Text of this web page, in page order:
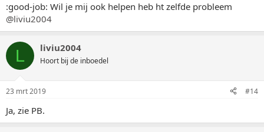
:good-job: Wil je mij ook helpen heb ht zelfde probleem
@liviu2004
L liviu2004
Hoort bij de inboedel
23 mrt 2019 #14
Ja, zie PB.